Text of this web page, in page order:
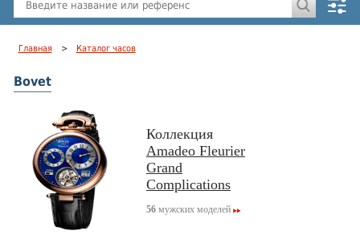
Главная > Каталог часов
Bovet
Коллекция
Amadeo Fleurier
Grand
Complications
56мужских моделей